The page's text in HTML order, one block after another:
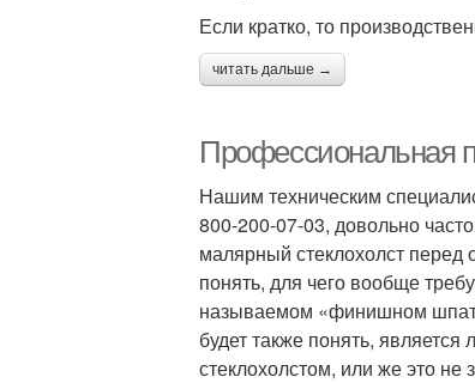
Если кратко, то
читать дальше →
Профессиональная
Нашим техническим
800-200-07-03, довольно
малярный стеклохолст перед
понять, для чего вообще
называемом «финишном
будет также понять,
стеклохолстом, или же это